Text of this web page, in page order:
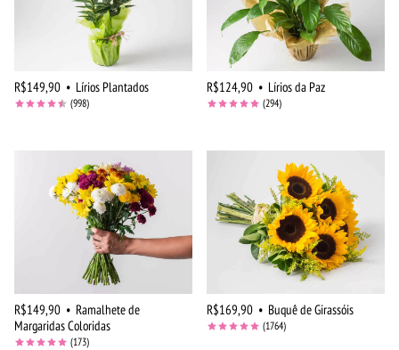
R$149,90 • Lírios Plantados
(998)
R$124,90 • Lírios da Paz
(294)
R$149,90 • Ramalhete de
Margaridas Coloridas
(173)
R$169,90 • Buquê de Girassóis
(1764)